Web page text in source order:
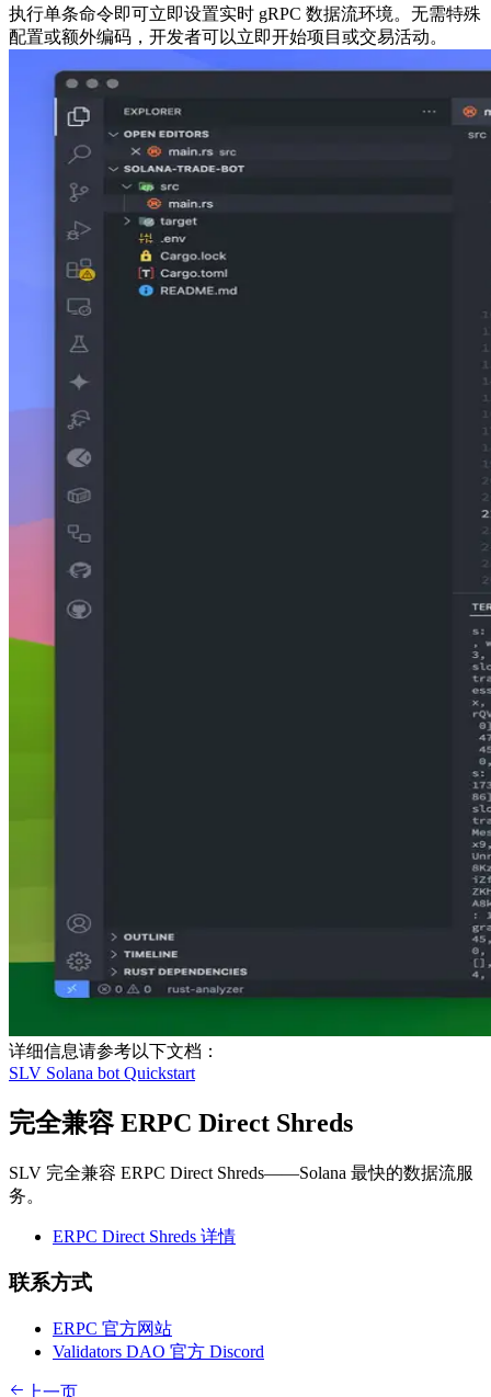
执行单条命令即可立即设置实时 gRPC 数据流环境。无需特殊
配置或额外编码，开发者可以立即开始项目或交易活动。
详细信息请参考以下文档：
SLV Solana bot Quickstart
完全兼容 ERPC Direct Shreds
SLV 完全兼容 ERPC Direct Shreds——Solana 最快的数据流服
务。
ERPC Direct Shreds 详情
联系方式
ERPC 官方网站
Validators DAO 官方 Discord
上一页